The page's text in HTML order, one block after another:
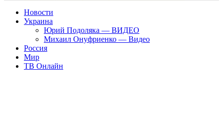
Новости
Украина
Юрий Подоляка — ВИДЕО
Михаил Онуфриенко — Видео
Россия
Мир
ТВ Онлайн